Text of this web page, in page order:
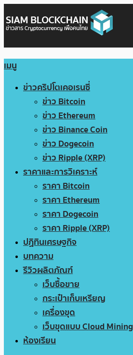
เมนู
ข่าวคริปโตเคอเรนซี่
ข่าว Bitcoin
ข่าว Ethereum
ข่าว Binance Coin
ข่าว Dogecoin
ข่าว Ripple (XRP)
ราคาและการวิเคราะห์
ราคา Bitcoin
ราคา Ethereum
ราคา Dogecoin
ราคา Ripple (XRP)
ปฏิทินเศรษฐกิจ
บทความ
รีวิวผลิตภัณฑ์
เว็บซื้อขาย
กระเป๋าเก็บเหรียญ
เครื่องขุด
เว็บขุดแบบ Cloud Mining
ห้องเรียน